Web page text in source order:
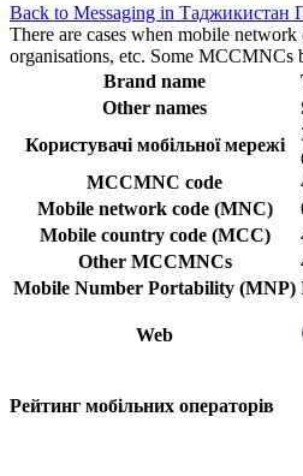
Back to Messaging in Таджикистан
There are cases when mobile
organisations, etc. Some MCCMNCs
Brand name
Other names
Користувачі мобільної мережі
MCCMNC code
Mobile network code (MNC)
Mobile country code (MCC)
Other MCCMNCs
Mobile Number Portability (MNP)
Web
Рейтинг мобільних операторів